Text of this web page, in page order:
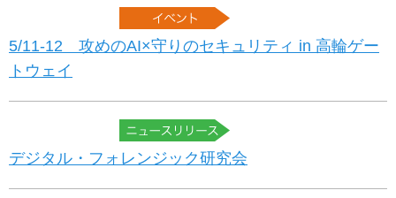
5/11-12 攻めのAI×守りのセキュリティ in 高輪ゲー
トウェイ
デジタル・フォレンジック研究会